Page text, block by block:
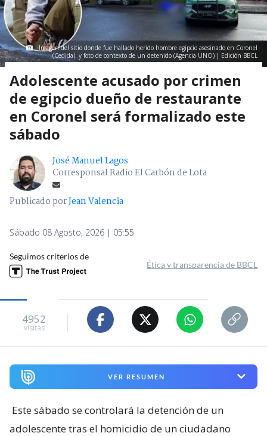
Imagen del sitio donde fue hallado herido hombre egipcio asesinado en Coronel
(Cedida); y foto de contexto de un detenido (Agencia UNO) | Edición BBCL
Adolescente acusado por crimen
de egipcio dueño de restaurante
en Coronel será formalizado este
sábado
José Manuel Lagos
Corresponsal Radio El Carbón de Lota
Publicado porJean Valencia
Sábado 08 Agosto, 2026 | 05:55
Seguimos criterios de
Ética y transparencia de BBCL
4952
visitas
VER RESUMEN
Este sábado se controlará la detención de un
adolescente tras el homicidio de un ciudadano